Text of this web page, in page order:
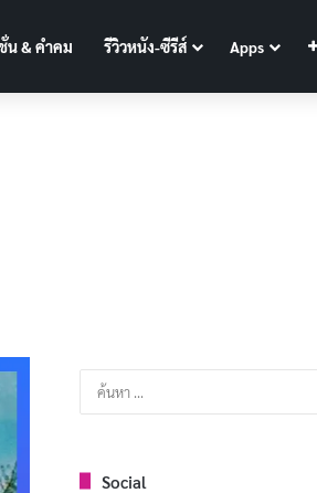
น & คำคม รีวิวหนัง-ซีรีส์ Apps
Social